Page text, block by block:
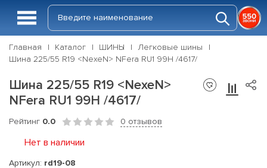
Главная Каталог ШИНЫ
Легковые шины
Шина 225/55 R19 <NexeN> NFera RU1 99H /4617/
Шина 225/55 R19 <NexeN>
NFera RU1 99H /4617/
Рейтинг 0.0 0 отзывов
Нет в наличии
Артикул: rd19-08